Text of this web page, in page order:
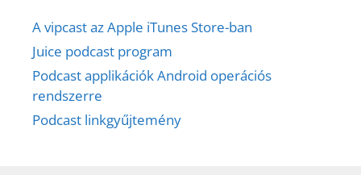
A vipcast az Apple iTunes Store-ban
Juice podcast program
Podcast applikációk Android operációs
rendszerre
Podcast linkgyűjtemény